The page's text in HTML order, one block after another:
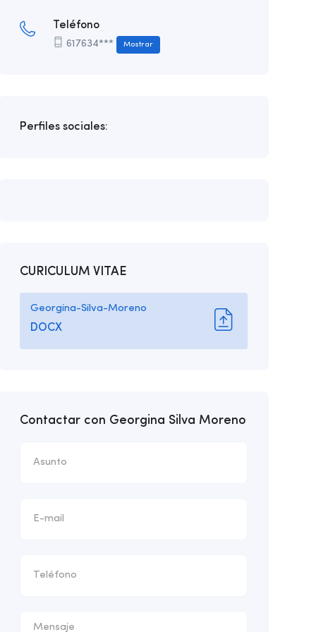
Teléfono
617634*** Mostrar
Perfiles sociales:
CURICULUM VITAE
Georgina-Silva-Moreno
DOCX
Contactar con Georgina Silva Moreno